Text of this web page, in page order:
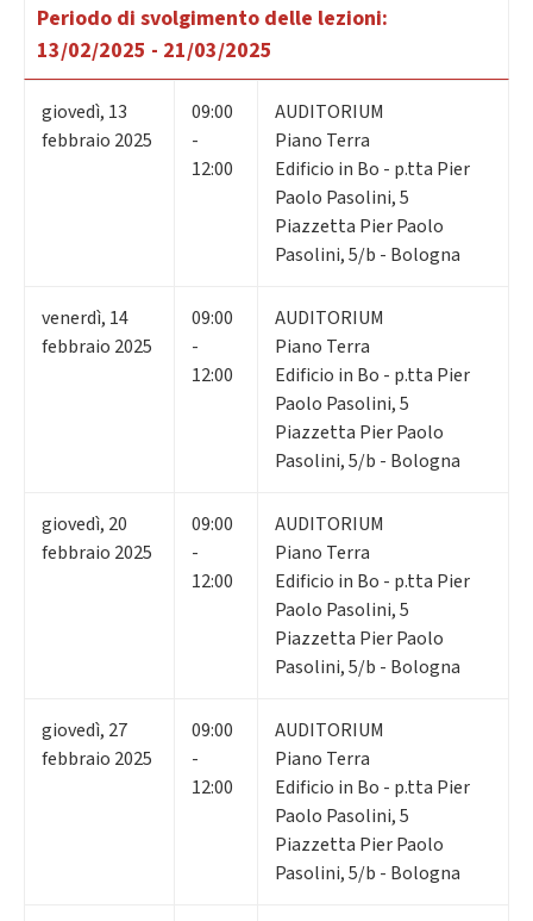
Periodo di svolgimento delle lezioni:
13/02/2025 - 21/03/2025
giovedì, 13
febbraio 2025
09:00
-
12:00
AUDITORIUM
Piano Terra
Edificio in Bo - p.tta Pier
Paolo Pasolini, 5
Piazzetta Pier Paolo
Pasolini, 5/b - Bologna
venerdì, 14
febbraio 2025
09:00
-
12:00
AUDITORIUM
Piano Terra
Edificio in Bo - p.tta Pier
Paolo Pasolini, 5
Piazzetta Pier Paolo
Pasolini, 5/b - Bologna
giovedì, 20
febbraio 2025
09:00
-
12:00
AUDITORIUM
Piano Terra
Edificio in Bo - p.tta Pier
Paolo Pasolini, 5
Piazzetta Pier Paolo
Pasolini, 5/b - Bologna
giovedì, 27
febbraio 2025
09:00
-
12:00
AUDITORIUM
Piano Terra
Edificio in Bo - p.tta Pier
Paolo Pasolini, 5
Piazzetta Pier Paolo
Pasolini, 5/b - Bologna